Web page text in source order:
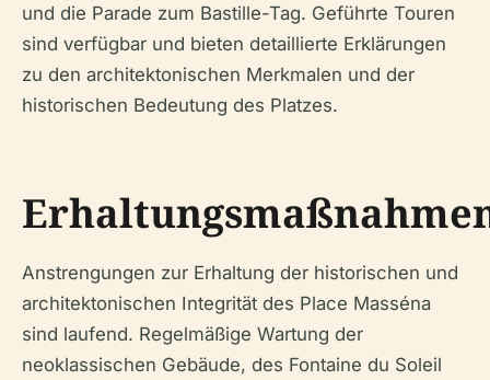
und die Parade zum Bastille-Tag. Geführte Touren
sind verfügbar und bieten detaillierte Erklärungen
zu den architektonischen Merkmalen und der
historischen Bedeutung des Platzes.
Anstrengungen zur Erhaltung der historischen und
architektonischen Integrität des Place Masséna
sind laufend. Regelmäßige Wartung der
neoklassischen Gebäude, des Fontaine du Soleil